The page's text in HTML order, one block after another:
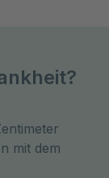
mit dem